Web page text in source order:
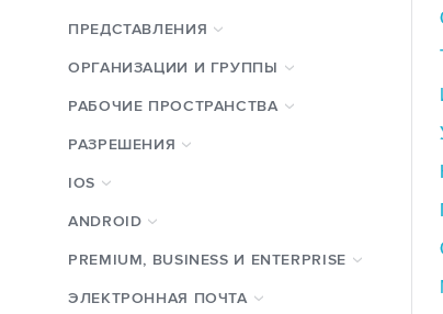
ПРЕДСТАВЛЕНИЯ
ОРГАНИЗАЦИИ И ГРУППЫ
РАБОЧИЕ ПРОСТРАНСТВА
РАЗРЕШЕНИЯ
IOS
ANDROID
PREMIUM, BUSINESS И ENTERPRISE
ЭЛЕКТРОННАЯ ПОЧТА